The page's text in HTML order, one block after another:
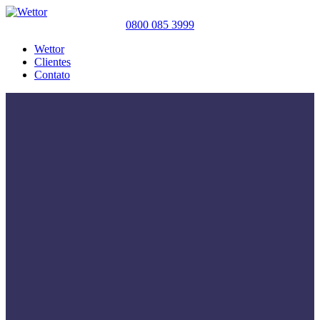
0800 085 3999
Wettor
Clientes
Contato